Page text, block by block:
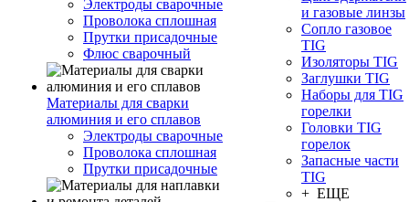
Электроды сварочные
Проволока сплошная
Прутки присадочные
Флюс сварочный
Материалы для сварки
алюминия и его сплавов
Электроды сварочные
Проволока сплошная
Прутки присадочные
и газовые линзы
Сопло газовое
TIG
Изоляторы TIG
Заглушки TIG
Наборы для TIG
горелки
Головки TIG
горелок
Запасные части
TIG
+ ЕЩЕ